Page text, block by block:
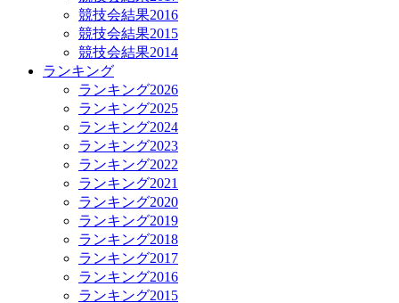
競技会結果2016
競技会結果2015
競技会結果2014
ランキング
ランキング2026
ランキング2025
ランキング2024
ランキング2023
ランキング2022
ランキング2021
ランキング2020
ランキング2019
ランキング2018
ランキング2017
ランキング2016
ランキング2015